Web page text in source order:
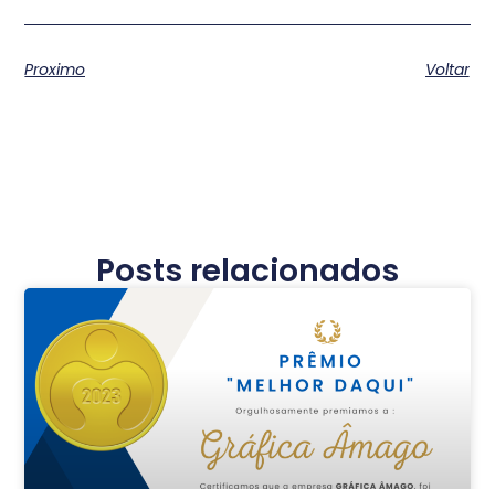
Proximo Voltar
Posts relacionados